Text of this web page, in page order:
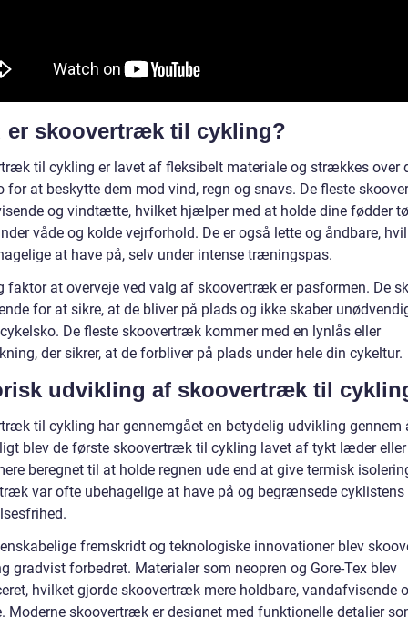
er skoovertræk til cykling?
til cykling er lavet af fleksibelt materiale og strækkes over
for at beskytte dem mod vind, regn og snavs. De fleste
og vindtætte, hvilket hjælper med at holde dine fødder
våde og kolde vejrforhold. De er også lette og åndbare,
at have på, selv under intense træningspas.
faktor at overveje ved valg af skoovertræk er pasformen. De
for at sikre, at de bliver på plads og ikke skaber
De fleste skoovertræk kommer med en lynlås eller
der sikrer, at de forbliver på plads under hele din cykeltur.
udvikling af skoovertræk til
til cykling har gennemgået en betydelig udvikling gennem
blev de første skoovertræk til cykling lavet af tykt læder
beregnet til at holde regnen ude end at give termisk
var ofte ubehagelige at have på og begrænsede cyklistens
fremskridt og teknologiske innovationer blev
gradvist forbedret. Materialer som neopren og Gore-Tex blev
hvilket gjorde skoovertræk mere holdbare, vandafvisende
Moderne skoovertræk er designet med funktionelle detaljer